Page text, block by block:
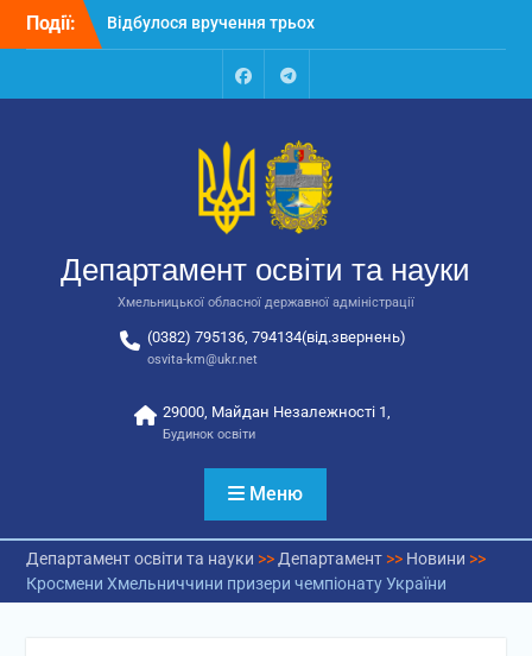
Перейти
Події:
закладів освіти
колегії Департаменту
Відбулась обласна
відповідальних за
національно-патріотичне
FacebookTalegram
Департамент освіти та науки
Хмельницької обласної державної адміністрації
(0382) 795136, 794134(від.звернень)
osvita-km@ukr.net
29000, Майдан Незалежності 1,
Будинок освіти
Меню
Департамент освіти та науки >> Департамент>> Новини >>
Кросмени Хмельниччини призери чемпіонату України